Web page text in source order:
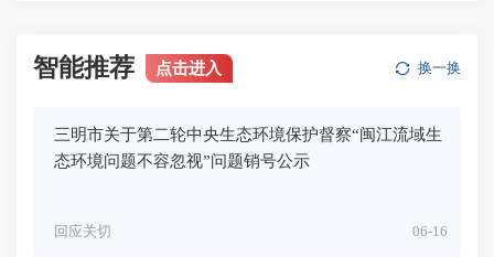
智能推荐 点击进入 换一换
三明市关于第二轮中央生态环境保护督察“闽江流域生
态环境问题不容忽视”问题销号公示
06-16
回应关切